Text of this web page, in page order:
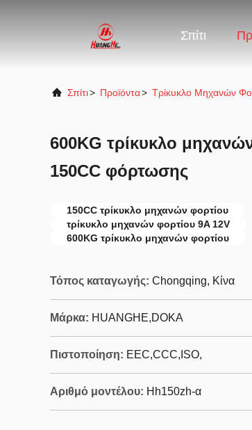
Σπίτι
Σπίτι> Προϊόντα> Τρίκυκλο Μηχανών
600KG τρίκυκλο
150CC φόρτωσης
150CC τρίκυκλο μηχανών φορτίου
τρίκυκλο μηχανών φορτίου 9A 12V
600KG τρίκυκλο μηχανών φορτίου
Τόπος καταγωγής: Chongqing, Κίνα
Μάρκα: HUANGHE,DOKA
Πιστοποίηση: EEC,CCC,ISO,
Αριθμό μοντέλου: Hh150zh-α